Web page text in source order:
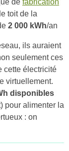
toit de la
2 000 kWh/an
ils auraient
seulement ces
cette électricité
virtuellement.
disponibles
pour alimenter la
: on